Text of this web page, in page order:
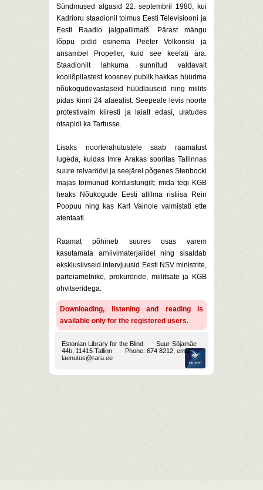
Sündmused algasid 22. septembril 1980, kui
Kadrioru staadionil toimus Eesti Televisiooni ja
Eesti Raadio jalgpallimatš. Pärast mängu
lõppu pidid esinema Peeter Volkonski ja
ansambel Propeller, kuid see keelati ära.
Staadionilt lahkuma sunnitud valdavalt
kooliõpilastest koosnev publik hakkas hüüdma
nõukogudevastaseid hüüdlauseid ning miilits
pidas kinni 24 alaealist. Seepeale levis noorte
protestivaim kiiresti ja laialt edasi, ulatudes
otsapidi ka Tartusse.
Lisaks noorterahutustele saab raamatust
lugeda, kuidas Imre Arakas sooritas Tallinnas
suure relvaröövi ja seejärel põgenes Stenbocki
majas toimunud kohtuistungilt; mida tegi KGB
heaks Nõukogude Eesti allilma ristiisa Rein
Poopuu ning kas Karl Vainole valmistati ette
atentaati.
Raamat põhineb suures osas varem
kasutamata arhiivimaterjalidel ning sisaldab
eksklusiivseid intervjuusid Eesti NSV ministrite,
parteiametnike, prokuröride, miilitsate ja KGB
ohvitseridega.
Downloading, listening and reading is
available only for the registered users.
Estonian Library for the Blind
Suur-Sõjamäe
44b, 11415 Tallinn
Phone: 674 8212, email:
laenutus@rara.ee